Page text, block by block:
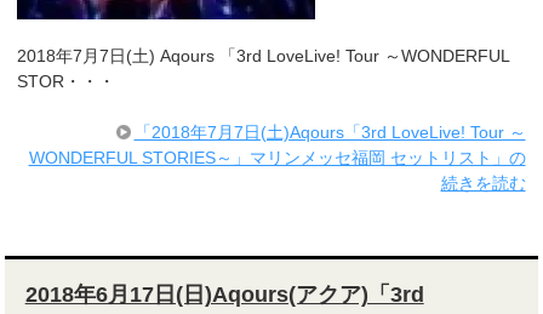
2018年7月7日(土) Aqours 「3rd LoveLive! Tour ～WONDERFUL
STOR・・・
「2018年7月7日(土)Aqours「3rd LoveLive! Tour ～
WONDERFUL STORIES～」マリンメッセ福岡 セットリスト」の
続きを読む
2018年6月17日(日)Aqours(アクア)「3rd